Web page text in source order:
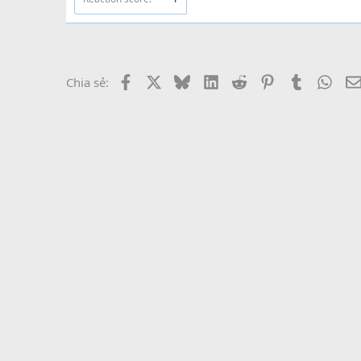
Chia sẻ: Facebook BlueskyLinkedIn
Reddit PinterestTumblr